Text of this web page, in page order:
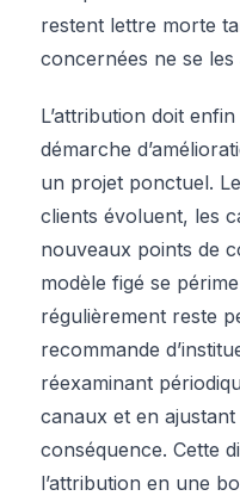
restent lettre morte
concernées ne se
L’attribution doit
démarche
un projet ponctuel.
clients évoluent, les
nouveaux points de
modèle figé se
régulièrement reste
recommande
réexaminant
canaux et en
conséquence. Cette
l’attribution en une